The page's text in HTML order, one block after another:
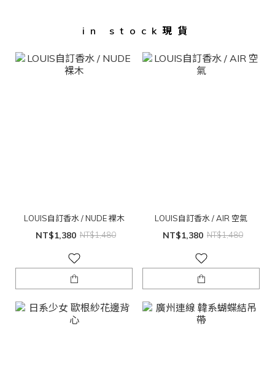
in stock現貨
LOUIS自訂香水 / NUDE 裸木
NT$1,380 NT$1,480
LOUIS自訂香水 / AIR 空氣
NT$1,380 NT$1,480